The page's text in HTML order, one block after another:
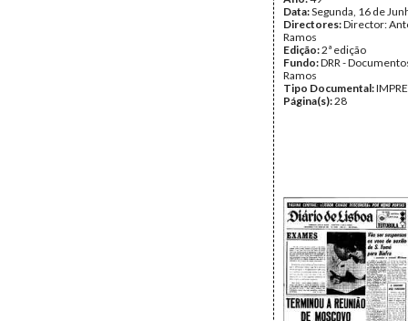
Data:Segunda, 16 de
Directores:Director:
Ramos
Edição:2ª edição
Fundo:DRR -
Ramos
Tipo Documental:
Página(s):28